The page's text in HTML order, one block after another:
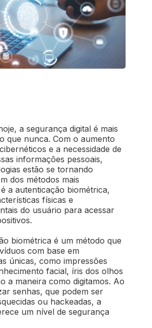
a segurança digital é mais
que nunca. Com o aumento
e a necessidade de
informações pessoais,
estão se tornando
dos métodos mais
a autenticação biométrica,
físicas e
do usuário para acessar
biométrica é um método que
com base em
únicas, como impressões
facial, íris dos olhos
a maneira como digitamos. Ao
senhas, que podem ser
ou hackeadas, a
um nível de segurança